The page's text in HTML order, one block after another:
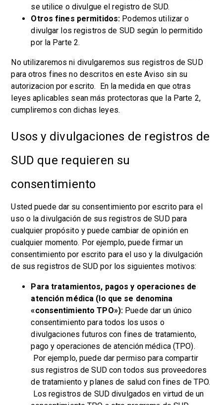
se utilice o divulgue el registro de SUD.
Otros fines permitidos: Podemos utilizar o
divulgar los registros de SUD según lo permitido
por la Parte 2.
No utilizaremos ni divulgaremos sus registros de SUD
para otros fines no descritos en este Aviso sin su
autorizacion por escrito. En la medida en que otras
leyes aplicables sean más protectoras que la Parte 2,
cumpliremos con dichas leyes.
Usos y divulgaciones de registros de
SUD que requieren su
consentimiento
Usted puede dar su consentimiento por escrito para el
uso o la divulgación de sus registros de SUD para
cualquier propósito y puede cambiar de opinión en
cualquier momento. Por ejemplo, puede firmar un
consentimiento por escrito para el uso y la divulgación
de sus registros de SUD por los siguientes motivos:
Para tratamientos, pagos y operaciones de
atención médica (lo que se denomina
«consentimiento TPO»): Puede dar un único
consentimiento para todos los usos o
divulgaciones futuros con fines de tratamiento,
pago y operaciones de atención médica (TPO).
Por ejemplo, puede dar permiso para compartir
sus registros de SUD con todos sus proveedores
de tratamiento y planes de salud con fines de TPO.
Los registros de SUD divulgados en virtud de un